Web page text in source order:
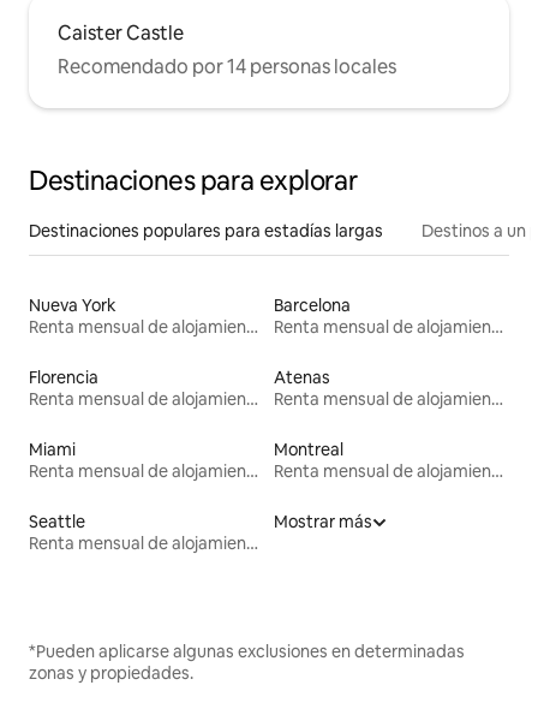
Caister Castle
Recomendado por 14 personas locales
Destinaciones para explorar
Destinaciones populares para estadías largas Destinos a un
Nueva York
Renta mensual de alojamientos
Barcelona
Renta mensual de alojamientos
Florencia
Renta mensual de alojamientos
Atenas
Renta mensual de alojamientos
Miami
Renta mensual de alojamientos
Montreal
Renta mensual de alojamientos
Seattle
Renta mensual de alojamientos
Mostrar más
*Pueden aplicarse algunas exclusiones en determinadas
zonas y propiedades.